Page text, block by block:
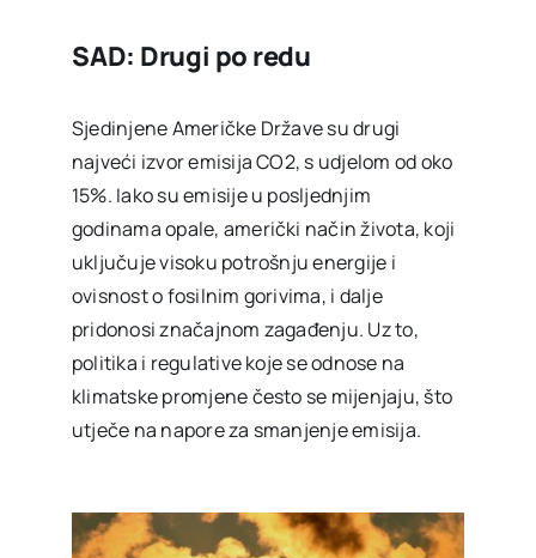
SAD: Drugi po redu
Sjedinjene Američke Države su drugi
najveći izvor emisija CO2, s udjelom od oko
15%. Iako su emisije u posljednjim
godinama opale, američki način života, koji
uključuje visoku potrošnju energije i
ovisnost o fosilnim gorivima, i dalje
pridonosi značajnom zagađenju. Uz to,
politika i regulative koje se odnose na
klimatske promjene često se mijenjaju, što
utječe na napore za smanjenje emisija.